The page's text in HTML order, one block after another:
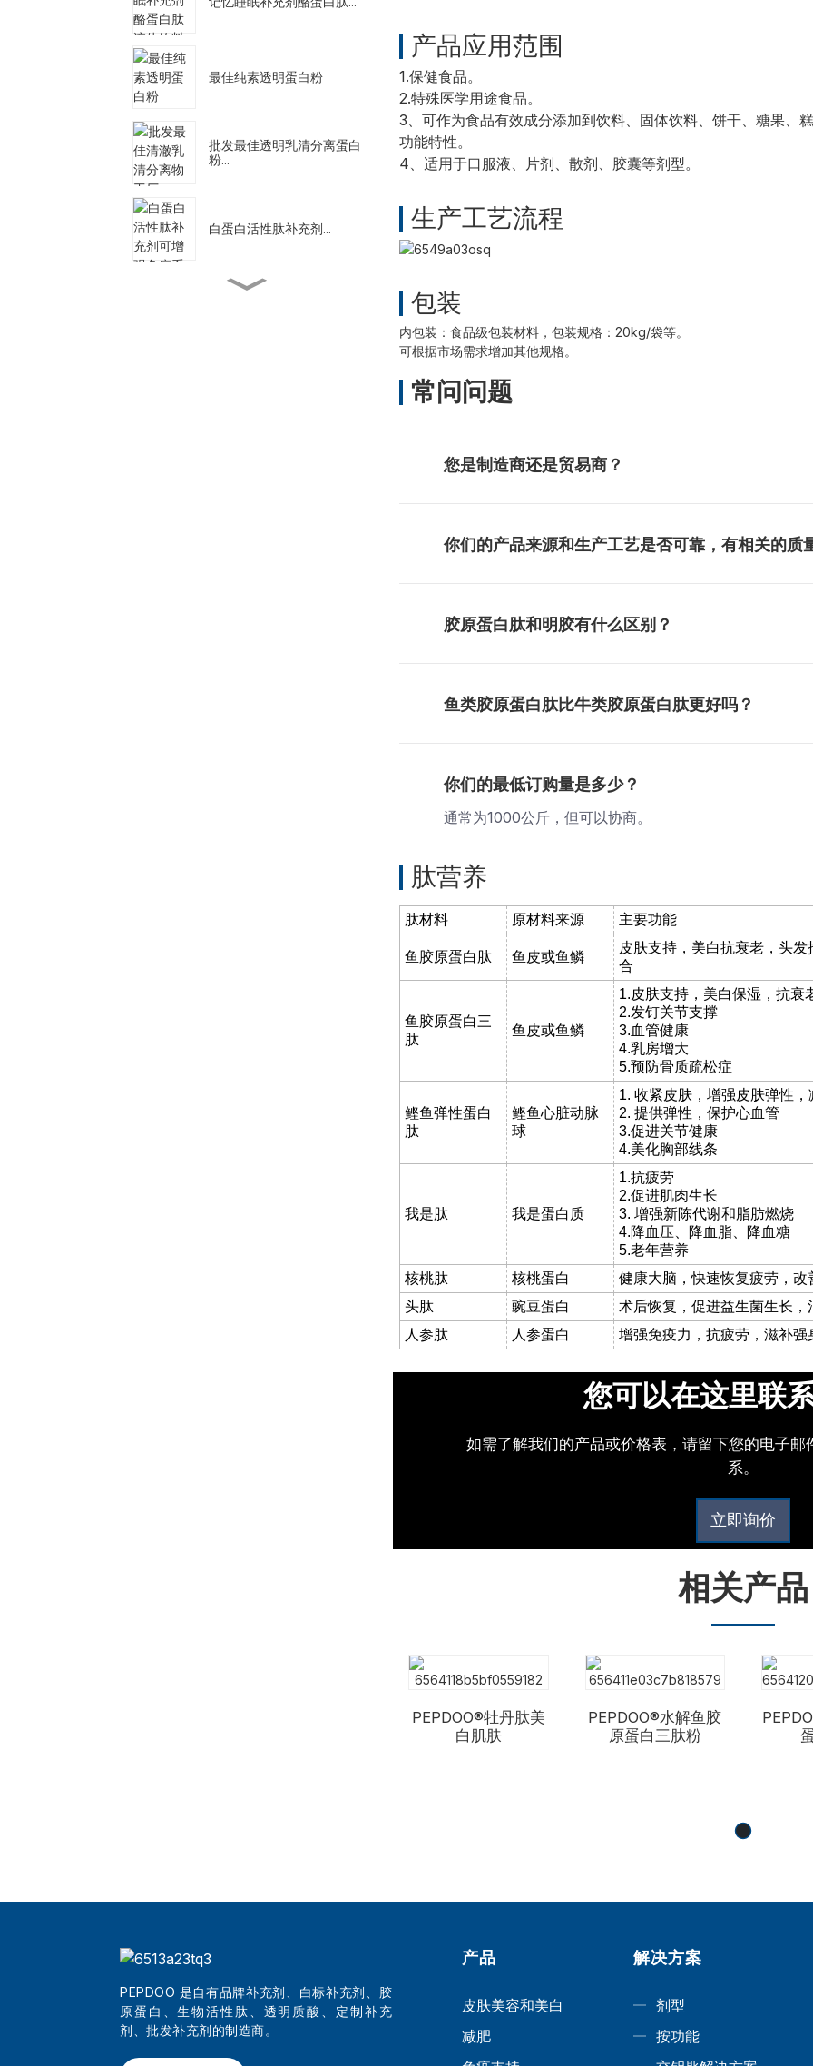
最佳纯素透明蛋白粉
批发最佳透明乳清分离蛋白
粉...
白蛋白活性肽补充剂...
产品应用范围
1.保健食品。
2.特殊医学用途食品。
3、可作为食品有效成分添加到饮料、固体饮料、饼干、糖果、
功能特性。
4、适用于口服液、片剂、散剂、胶囊等剂型。
生产工艺流程
包装
内包装：食品级包装材料，包装规格：20kg/袋等。
可根据市场需求增加其他规格。
常问问题
您是制造商还是贸易商？
你们的产品来源和生产工艺是否可靠，有相关的质
胶原蛋白肽和明胶有什么区别？
鱼类胶原蛋白肽比牛类胶原蛋白肽更好吗？
你们的最低订购量是多少？
通常为1000公斤，但可以协商。
肽营养
肽材料 原材料来源 主要功能
鱼胶原蛋白肽 鱼皮或鱼鳞
皮肤支持，美白抗衰老，头
合
鱼胶原蛋白三
肽
鱼皮或鱼鳞
1.皮肤支持，美白保湿，抗衰
2.发钉关节支撑
3.血管健康
4.乳房增大
5.预防骨质疏松症
鲣鱼弹性蛋白
肽
鲣鱼心脏动脉
球
1. 收紧皮肤，增强皮肤弹性
2. 提供弹性，保护心血管
3.促进关节健康
4.美化胸部线条
我是肽 我是蛋白质
1.抗疲劳
2.促进肌肉生长
3. 增强新陈代谢和脂肪燃烧
4.降血压、降血脂、降血糖
5.老年营养
核桃肽
核桃蛋白
健康大脑，快速恢复疲劳，改
头肽
豌豆蛋白
术后恢复，促进益生菌生长，
人参肽
人参蛋白 增强免疫力，抗疲劳，滋补强
您可以在这里联
如需了解我们的产品或价格表，请留下您的电子
系。
立即询价
相关产品
PEPDOO®牡丹肽美
白肌肤
PEPDOO®水解鱼胶
原蛋白三肽粉
PEPDOO 是自有品牌补充剂、白标补充剂、胶
原蛋白、生物活性肽、透明质酸、定制补充
剂、批发补充剂的制造商。
产品
皮肤美容和美白
减肥
解决方案
剂型
按功能